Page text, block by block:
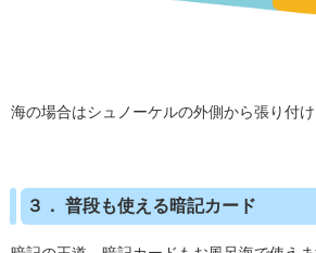
海の場合はシュノーケルの外側から張り付
３． 普段も使える暗記カード